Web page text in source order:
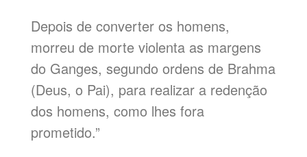
Depois de converter os homens,
morreu de morte violenta as margens
do Ganges, segundo ordens de Brahma
(Deus, o Pai), para realizar a redenção
dos homens, como lhes fora
prometido.”